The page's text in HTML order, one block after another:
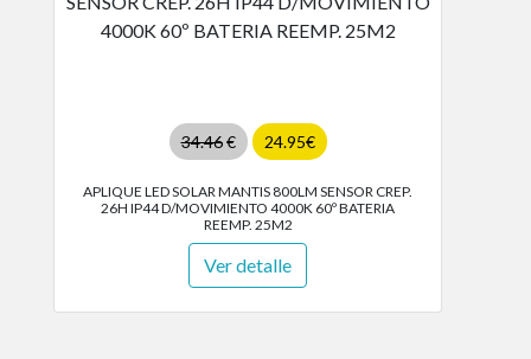
34.46€ 24.95€
APLIQUE LED SOLAR MANTIS 800LM SENSOR CREP.
26H IP44 D/MOVIMIENTO 4000K 60º BATERIA
REEMP. 25M2
Ver detalle